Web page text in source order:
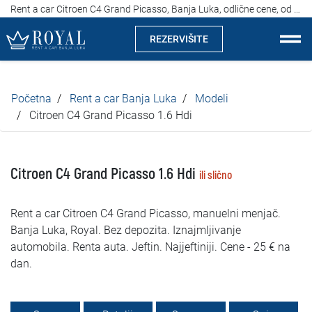
REZERVIŠITE
Kompanija
Lokacije
Iznajmljivanje vozila
Cijene
Početna Rent a car Banja Luka
Modeli
Citroen C4 Grand Picasso 1.6 Hdi
Citroen C4 Grand Picasso 1.6 Hdi ili slično
Rent a car Citroen C4 Grand Picasso, manuelni menjač.
Banja Luka, Royal. Bez depozita. Iznajmljivanje
automobila. Renta auta. Jeftin. Najjeftiniji. Cene - 25 € na
dan.